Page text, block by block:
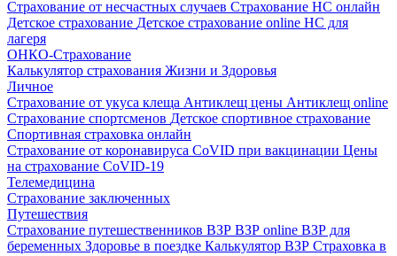
Страхование от несчастных случаев Страхование НС онлайн
Детское страхование Детское страхование online НС для
лагеря
ОНКО-Страхование
Калькулятор страхования Жизни и Здоровья
Личное
Страхование от укуса клеща Антиклещ цены Антиклещ online
Страхование спортсменов Детское спортивное страхование
Спортивная страховка онлайн
Страхование от коронавируса CoVID при вакцинации Цены
на страхование CoVID-19
Телемедицина
Страхование заключенных
Путешествия
Страхование путешественников ВЗР ВЗР online ВЗР для
беременных Здоровье в поездке Калькулятор ВЗР Страховка в